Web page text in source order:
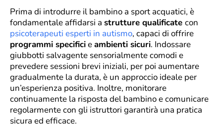
Prima di introdurre il bambino a sport acquatici, è
fondamentale affidarsi a strutture qualificate con
psicoterapeuti esperti in autismo, capaci di offrire
programmi specificieambienti sicuri. Indossare
giubbotti salvagente sensorialmente comodi e
prevedere sessioni brevi iniziali, per poi aumentare
gradualmente la durata, è un approccio ideale per
un’esperienza positiva. Inoltre, monitorare
continuamente la risposta del bambino e comunicare
regolarmente con gli istruttori garantirà una pratica
sicura ed efficace.